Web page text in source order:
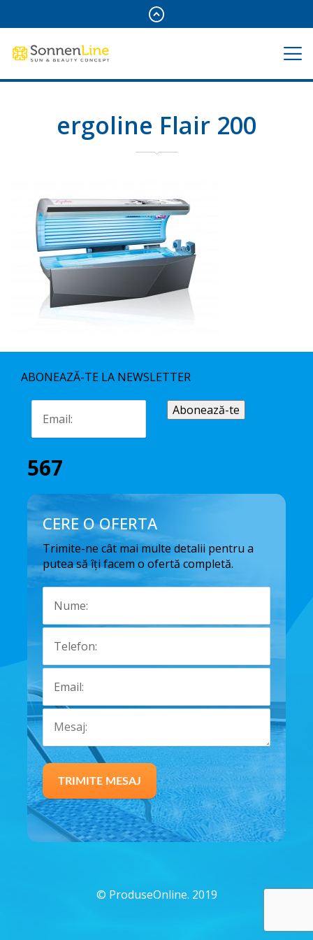
ergoline Flair 200
ABONEAZĂ-TE LA NEWSLETTER
567
CERE O OFERTA
Trimite-ne cât mai multe detalii pentru a
putea să îți facem o ofertă completă.
© ProduseOnline. 2019